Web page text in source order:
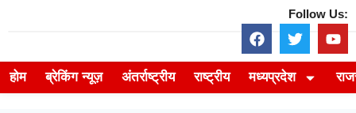
Follow Us:
होम ब्रेकिंग न्यूज़ अंतर्राष्ट्रीय राष्ट्रीय मध्यप्रदेश